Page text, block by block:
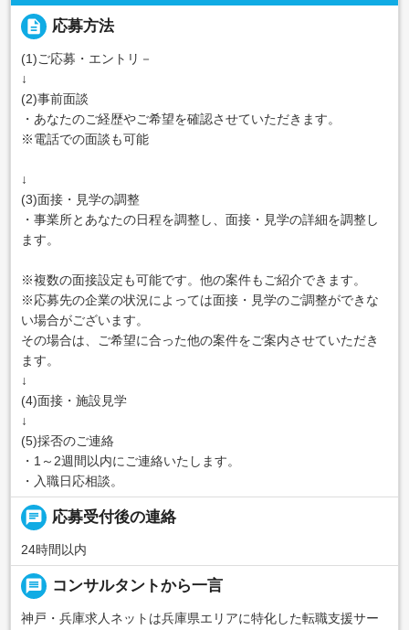
description 応募方法
(1)ご応募・エントリ－
↓
(2)事前面談
・あなたのご経歴やご希望を確認させていただきます。
※電話での面談も可能
↓
(3)面接・見学の調整
・事業所とあなたの日程を調整し、面接・見学の詳細を調整し
ます。
※複数の面接設定も可能です。他の案件もご紹介できます。
※応募先の企業の状況によっては面接・見学のご調整ができな
い場合がございます。
その場合は、ご希望に合った他の案件をご案内させていただき
ます。
↓
(4)面接・施設見学
↓
(5)採否のご連絡
・1～2週間以内にご連絡いたします。
・入職日応相談。
chat 応募受付後の連絡
24時間以内
message コンサルタントから一言
神戸・兵庫求人ネットは兵庫県エリアに特化した転職支援サー